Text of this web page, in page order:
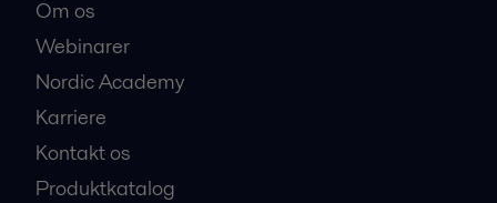
Om os
Webinarer
Nordic Academy
Karriere
Kontakt os
Produktkatalog